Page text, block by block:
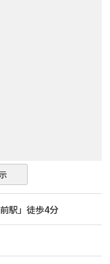
駅」徒歩4分